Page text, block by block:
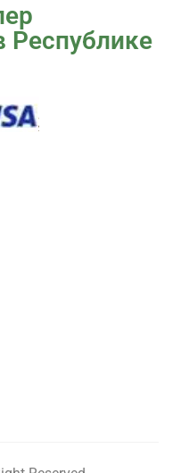
Республике